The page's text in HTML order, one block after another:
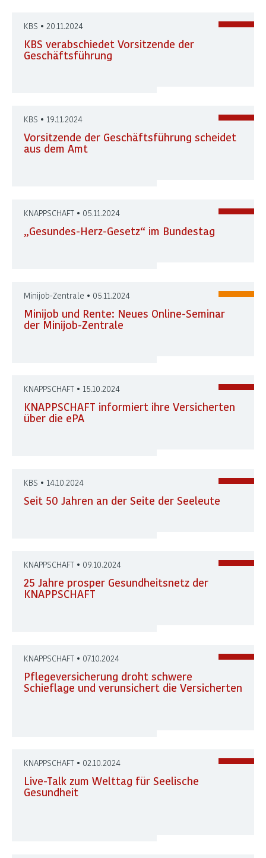
KBS • 20.11.2024
KBS verabschiedet Vorsitzende der
Geschäftsführung
KBS • 19.11.2024
Vorsitzende der Geschäftsführung scheidet
aus dem Amt
KNAPPSCHAFT • 05.11.2024
„Gesundes-Herz-Gesetz“ im Bundestag
Minijob-Zentrale • 05.11.2024
Minijob und Rente: Neues Online-Seminar
der Minijob-Zentrale
KNAPPSCHAFT • 15.10.2024
KNAPPSCHAFT informiert ihre Versicherten
über die ePA
KBS • 14.10.2024
Seit 50 Jahren an der Seite der Seeleute
KNAPPSCHAFT • 09.10.2024
25 Jahre prosper Gesundheitsnetz der
KNAPPSCHAFT
KNAPPSCHAFT • 07.10.2024
Pflegeversicherung droht schwere
Schieflage und verunsichert die Versicherten
KNAPPSCHAFT • 02.10.2024
Live-Talk zum Welttag für Seelische
Gesundheit